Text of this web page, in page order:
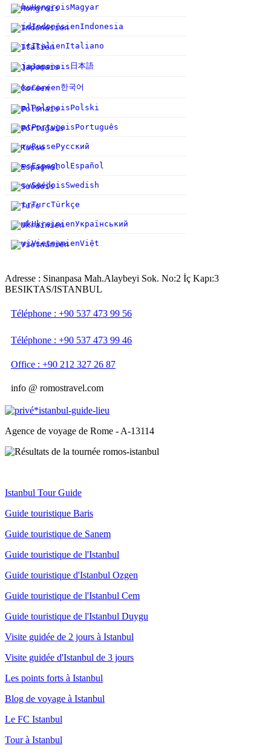
huHongroisMagyar
idIndonésienIndonesia
itItalienItaliano
jaJaponais 日本語
koCoréen한국어
plPolonaisPolski
ptPortugaisPortuguês
ruRusseРусский
esEspagnolEspañol
svSuédoisSwedish
trTurcTürkçe
ukUkrainienУкраїнський
viVietnamienViệt
Adresse : Sinanpasa Mah.Alaybeyi Sok. No:2 İç Kapı:3
BESIKTAS/ISTANBUL
Téléphone : +90 537 473 99 56
Téléphone : +90 537 473 99 46
Office : +90 212 327 26 87
info @ romostravel.com
Agence de voyage de Rome - A-13114
Istanbul Tour Guide
Guide touristique Baris
Guide touristique de Sanem
Guide touristique de l'Istanbul
Guide touristique d'Istanbul Ozgen
Guide touristique de l'Istanbul Cem
Guide touristique de l'Istanbul Duygu
Visite guidée de 2 jours à Istanbul
Visite guidée d'Istanbul de 3 jours
Les points forts à Istanbul
Blog de voyage à Istanbul
Le FC Istanbul
Tour à Istanbul